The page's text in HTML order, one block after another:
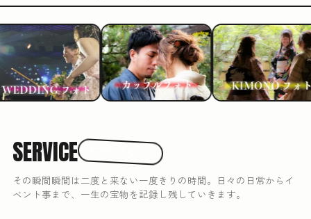
SERVICE
その瞬間瞬間は二度と来ない一度きりの時間。日々の日常からイ
ベント事まで、一生の宝物を記録し残していきます。